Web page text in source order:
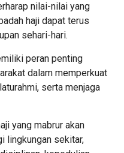
nilai-nilai yang
haji dapat terus
sehari-hari.
peran penting
dalam memperkuat
serta menjaga
yang mabrur akan
lingkungan sekitar,